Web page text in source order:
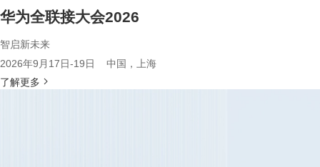
华为全联接大会2026
智启新未来
2026年9月17日-19日 中国，上海
了解更多